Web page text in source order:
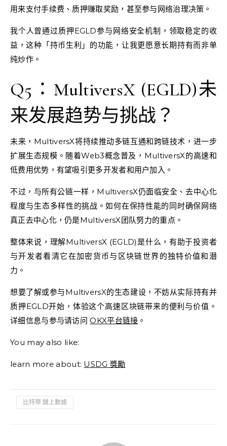
用来支付手续费、质押赚取奖励，甚至参与网络治理决策。
我个人曾通过质押EGLD参与网络安全机制，领取稳定的收
益，这种「持币生利」的功能，让我更愿意长期持有而非单
纯炒作。
Q5：MultiversX (EGLD)未
来发展趋势与挑战？
未来，MultiversX将持续推动多链互通和跨链技术，进一步
扩展生态规模。随着Web3概念普及，MultiversX的高速和
低费用优势，有望吸引更多开发者和用户加入。
不过，与所有公链一样，MultiversX仍面临安全、去中心化
程度与生态多样性的挑战。如何在保持性能的同时确保网络
真正去中心化，仍是MultiversX团队努力的重点。
整体来说，理解MultiversX (EGLD)是什么，有助于投资者
与开发者看清它在加密货币与区块链世界的独特价值和潜
力。
想要了解或参与MultiversX的生态建设，不妨从实际持有并
质押EGLD开始，体验这个高速区块链带来的便利与价值。
详细信息与参与请访问OKX平台链接 。
You may also like:
learn more about: USDG 獎勵
比特幣 鏈上數據